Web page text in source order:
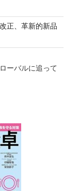
正、革新的新品
ーバルに追って